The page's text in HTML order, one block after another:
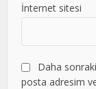
İnternet sitesi
Daha
posta adresim